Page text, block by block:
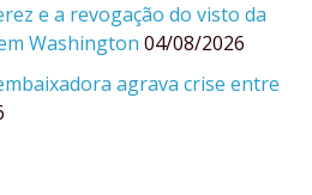
e a revogação do visto da
Washington 04/08/2026
agrava crise entre